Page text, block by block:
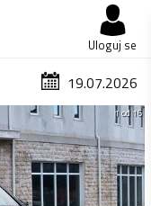
Uloguj se
19.07.2026
1 od 16